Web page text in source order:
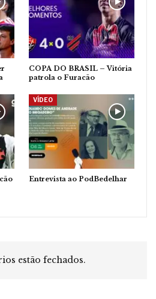
COPA DO BRASIL – Vitória
patrola o Furacão
VÍDEO
Entrevista ao PodBedelhar
estão fechados.